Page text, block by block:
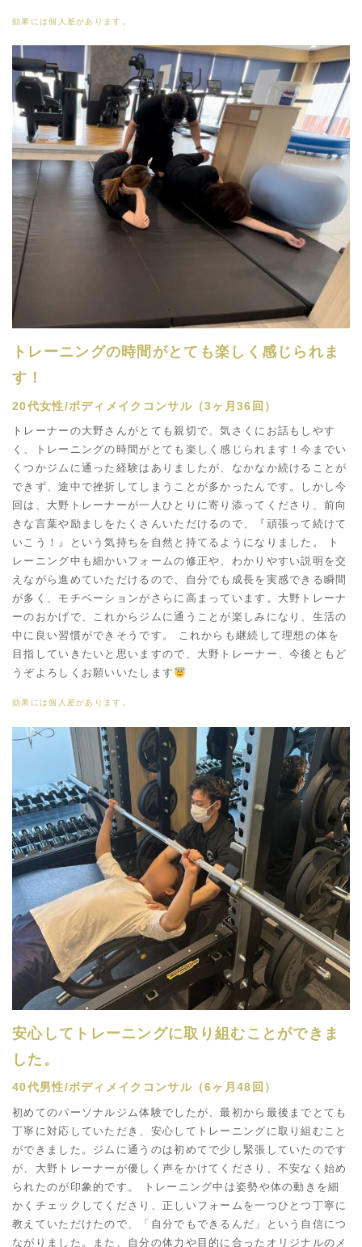
効果には個人差があります。
トレーニングの時間がとても楽しく感じられま
す！
20代女性/ボディメイクコンサル（3ヶ月36回）
トレーナーの大野さんがとても親切で、気さくにお話もしやす
く、トレーニングの時間がとても楽しく感じられます！今までい
くつかジムに通った経験はありましたが、なかなか続けることが
できず、途中で挫折してしまうことが多かったんです。しかし今
回は、大野トレーナーが一人ひとりに寄り添ってくださり、前向
きな言葉や励ましをたくさんいただけるので、『頑張って続けて
いこう！』という気持ちを自然と持てるようになりました。 ト
レーニング中も細かいフォームの修正や、わかりやすい説明を交
えながら進めていただけるので、自分でも成長を実感できる瞬間
が多く、モチベーションがさらに高まっています。大野トレーナ
ーのおかげで、これからジムに通うことが楽しみになり、生活の
中に良い習慣ができそうです。 これからも継続して理想の体を
目指していきたいと思いますので、大野トレーナー、今後ともど
うぞよろしくお願いいたします
効果には個人差があります。
安心してトレーニングに取り組むことができま
した。
40代男性/ボディメイクコンサル（6ヶ月48回）
初めてのパーソナルジム体験でしたが、最初から最後までとても
丁寧に対応していただき、安心してトレーニングに取り組むこと
ができました。ジムに通うのは初めてで少し緊張していたのです
が、大野トレーナーが優しく声をかけてくださり、不安なく始め
られたのが印象的です。 トレーニング中は姿勢や体の動きを細
かくチェックしてくださり、正しいフォームを一つひとつ丁寧に
教えていただけたので、「自分でもできるんだ」という自信につ
ながりました。また、自分の体力や目的に合ったオリジナルのメ